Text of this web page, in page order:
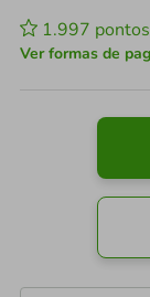
1.997 pontos
Ver formas de